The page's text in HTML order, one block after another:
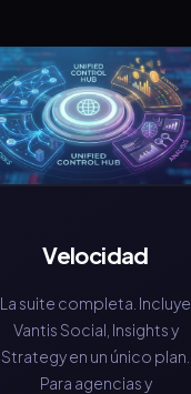
Velocidad
La suite completa. Incluye
Vantis Social, Insights y
Strategy en un único plan.
Para agencias y